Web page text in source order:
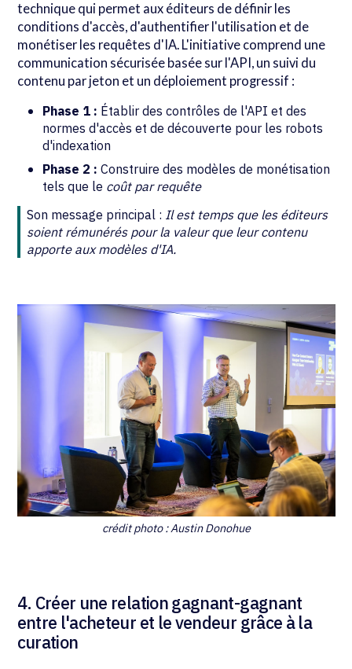
technique qui permet aux éditeurs de définir les
conditions d'accès, d'authentifier l'utilisation et de
monétiser les requêtes d'IA. L'initiative comprend une
communication sécurisée basée sur l'API, un suivi du
contenu par jeton et un déploiement progressif :
Phase 1 : Établir des contrôles de l'API et des
normes d'accès et de découverte pour les robots
d'indexation
Phase 2 : Construire des modèles de monétisation
tels que le coût par requête
Son message principal : Il est temps que les éditeurs
soient rémunérés pour la valeur que leur contenu
apporte aux modèles d'IA.
crédit photo : Austin Donohue
4. Créer une relation gagnant-gagnant
entre l'acheteur et le vendeur grâce à la
curation